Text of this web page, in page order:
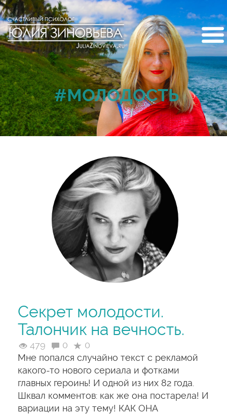
#МОЛОДОСТЬ
Секрет молодости.
Талончик на вечность.
479 0
0
Мне попался случайно текст с рекламой
какого-то нового сериала и фотками
главных героинь! И одной из них 82 года.
Шквал комментов: как же она постарела! И
вариации на эту тему! КАК ОНА